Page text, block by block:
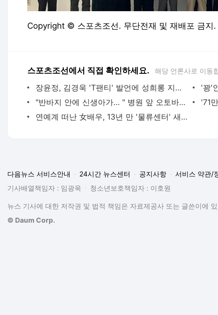
Copyright © 스포츠조선. 무단전재 및 재배포 금지.
스포츠조선에서 직접 확인하세요. 해당 언론사로 이동
장윤정, 김경욱 'T팬티' 발언에 성희롱 지적 "묻지도 않았는데, 조심하라"
"반바지 안에 신생아가… " 병원 앞 오토바이에서 출산
연예계 떠난 女배우, 13년 만 '물류센터' 새벽 알바 포착 "지옥 같았다"
다음뉴스 서비스안내 24시간 뉴스센터 공지사항
서비스 약관/
기사배열책임자 : 임광욱
청소년보호책임자 : 이호원
뉴스 기사에 대한 저작권 및 법적 책임은 자료제공사 또는 글쓴이에
© Daum Corp.